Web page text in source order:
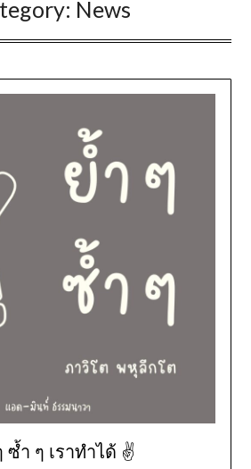
News
ซ้ำ ๆ เราทำได้ ✌️